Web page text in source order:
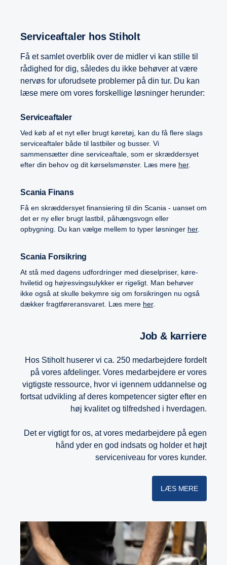
Serviceaftaler hos Stiholt
Få et samlet overblik over de midler vi kan stille til
rådighed for dig, således du ikke behøver at være
nervøs for uforudsete problemer på din tur. Du kan
læse mere om vores forskellige løsninger herunder:
Serviceaftaler
Ved køb af et nyt eller brugt køretøj, kan du få flere slags
serviceaftaler både til lastbiler og busser. Vi
sammensætter dine serviceaftale, som er skræddersyet
efter din behov og dit kørselsmønster. Læs mere her.
Scania Finans
Få en skræddersyet finansiering til din Scania - uanset om
det er ny eller brugt lastbil, påhængsvogn eller
opbygning. Du kan vælge mellem to typer løsninger her.
Scania Forsikring
At stå med dagens udfordringer med dieselpriser, køre-
hviletid og højresvingsulykker er rigeligt. Man behøver
ikke også at skulle bekymre sig om forsikringen nu også
dækker fragtføreransvaret. Læs mere her.
Job & karriere
Hos Stiholt huserer vi ca. 250 medarbejdere fordelt
på vores afdelinger. Vores medarbejdere er vores
vigtigste ressource, hvor vi igennem uddannelse og
fortsat udvikling af deres kompetencer sigter efter en
høj kvalitet og tilfredshed i hverdagen.
Det er vigtigt for os, at vores medarbejdere på egen
hånd yder en god indsats og holder et højt
serviceniveau for vores kunder.
LÆS MERE